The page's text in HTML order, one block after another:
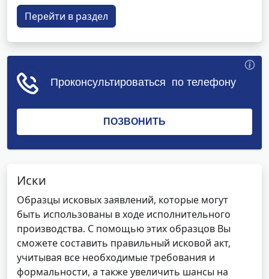
Перейти в раздел
Иски
Образцы исковых заявлений, которые могут
быть использованы в ходе исполнительного
производства. С помощью этих образцов Вы
сможете составить правильный исковой акт,
учитывая все необходимые требования и
формальности, а также увеличить шансы на